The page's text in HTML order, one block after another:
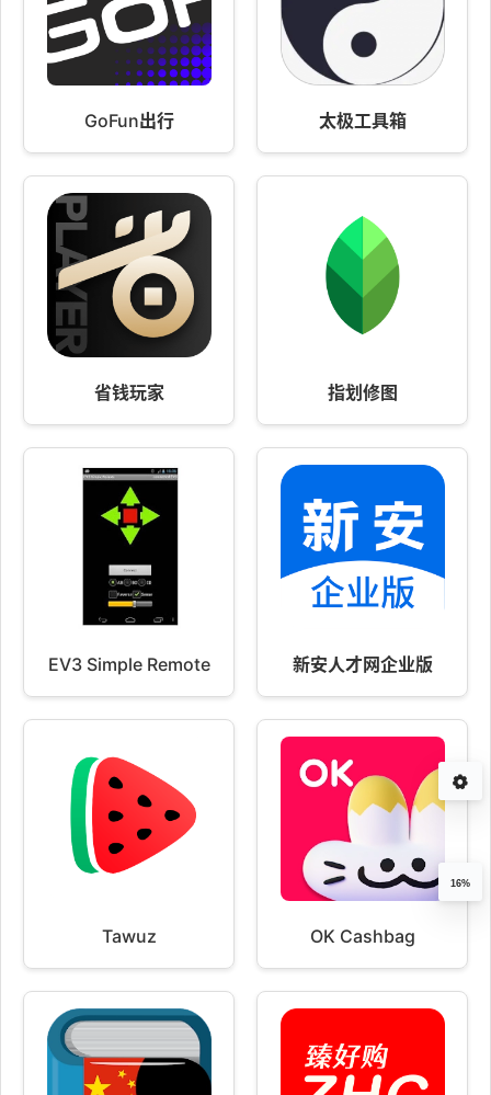
GoFun出行 太极工具箱
省钱玩家 指划修图
EV3 Simple Remote 新安人才网企业版
Tawuz OK Cashbag
16%